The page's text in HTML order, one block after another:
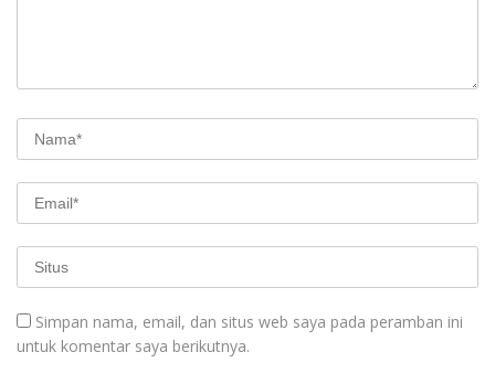
Simpan nama, email, dan situs web saya pada peramban ini
untuk komentar saya berikutnya.